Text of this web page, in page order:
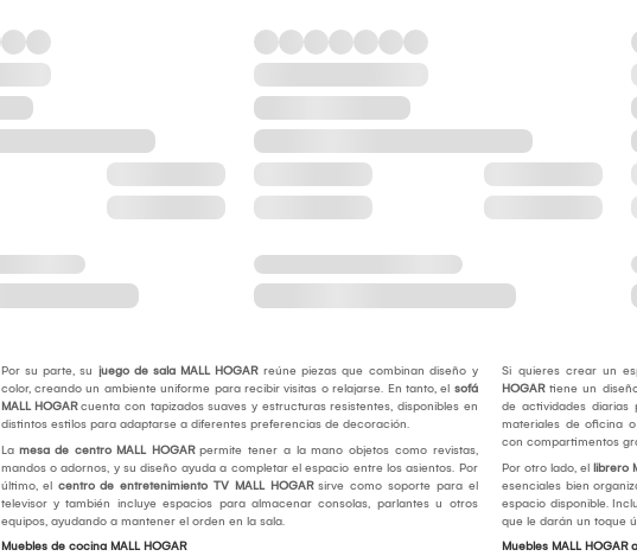
Por su parte, su juego de sala MALL HOGAR reúne piezas que combinan diseño y
color, creando un ambiente uniforme para recibir visitas o relajarse. En tanto, el sofá
MALL HOGARcuenta con tapizados suaves y estructuras resistentes, disponibles en
distintos estilos para adaptarse a diferentes preferencias de decoración.
La mesa de centro MALL HOGARpermite tener a la mano objetos como revistas,
mandos o adornos, y su diseño ayuda a completar el espacio entre los asientos. Por
último, el centro de entretenimiento TV MALL HOGARsirve como soporte para el
televisor y también incluye espacios para almacenar consolas, parlantes u otros
equipos, ayudando a mantener el orden en la sala.
Muebles de cocina MALL HOGAR
Si quieres crear un
HOGARtiene un
de actividades diarias
materiales de oficina
con compartimentos
Por otro lado, el
librero
esenciales bien
espacio disponible.
que le darán un toque
Muebles MALL